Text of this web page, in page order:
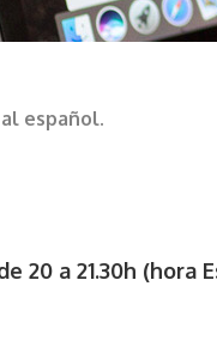
español.
20 a 21.30h (hora